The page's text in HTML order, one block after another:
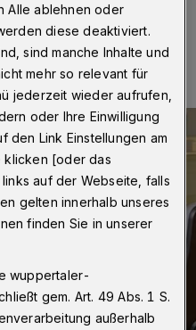
Lesezeit
Alle ablehnen oder
diese deaktiviert.
sind manche Inhalte und
mehr so relevant für
jederzeit wieder aufrufen,
oder Ihre Einwilligung
den Link Einstellungen am
klicken [oder das
auf der Webseite, falls
gelten innerhalb unseres
finden Sie in unserer
wuppertaler-
gem. Art. 49 Abs. 1 S.
außerhalb